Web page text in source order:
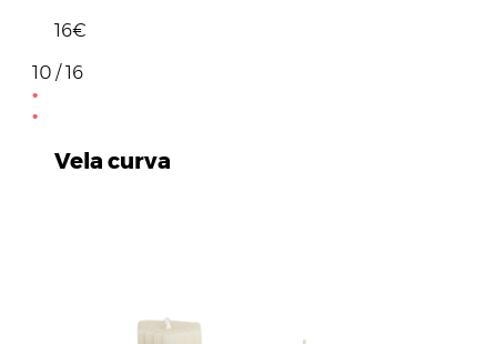
16€
10 / 16
Vela curva